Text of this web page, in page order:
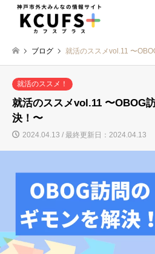
ブログ 就活のススメvol.11 〜
就活のススメ！
就活のススメvol.11 〜OBOG
決！〜
2024.04.13 / 最終更新日：2024.04.13